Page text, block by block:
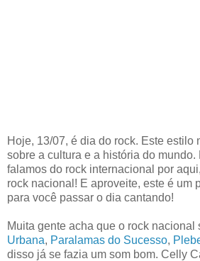
Hoje, 13/07, é dia do rock. Este estilo
sobre a cultura e a história do mundo.
falamos do rock internacional por
rock nacional! E aproveite, este é um
para você passar o dia cantando!
Muita gente acha que o rock nacional
Urbana, Paralamas do Sucesso,
disso já se fazia um som bom. Celly